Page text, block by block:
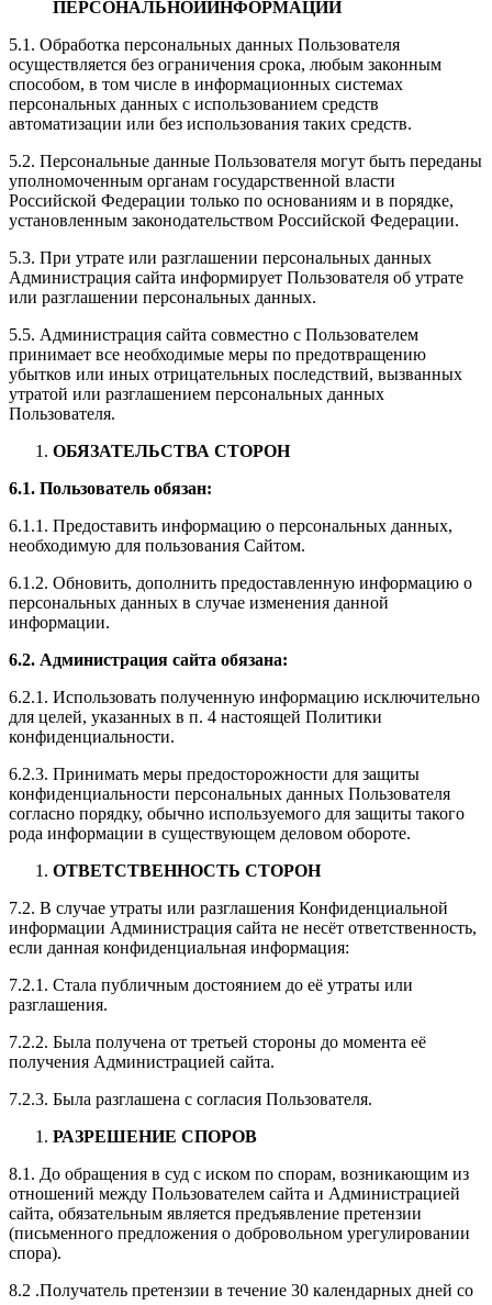
ПЕРСОНАЛЬНОЙИНФОРМАЦИИ
5.1. Обработка персональных данных Пользователя
осуществляется без ограничения срока, любым законным
способом, в том числе в информационных системах
персональных данных с использованием средств
автоматизации или без использования таких средств.
5.2. Персональные данные Пользователя могут быть переданы
уполномоченным органам государственной власти
Российской Федерации только по основаниям и в порядке,
установленным законодательством Российской Федерации.
5.3. При утрате или разглашении персональных данных
Администрация сайта информирует Пользователя об утрате
или разглашении персональных данных.
5.5. Администрация сайта совместно с Пользователем
принимает все необходимые меры по предотвращению
убытков или иных отрицательных последствий, вызванных
утратой или разглашением персональных данных
Пользователя.
ОБЯЗАТЕЛЬСТВА СТОРОН
6.1. Пользователь обязан:
6.1.1. Предоставить информацию о персональных данных,
необходимую для пользования Сайтом.
6.1.2. Обновить, дополнить предоставленную информацию о
персональных данных в случае изменения данной
информации.
6.2. Администрация сайта обязана:
6.2.1. Использовать полученную информацию исключительно
для целей, указанных в п. 4 настоящей Политики
конфиденциальности.
6.2.3. Принимать меры предосторожности для защиты
конфиденциальности персональных данных Пользователя
согласно порядку, обычно используемого для защиты такого
рода информации в существующем деловом обороте.
ОТВЕТСТВЕННОСТЬ СТОРОН
7.2. В случае утраты или разглашения Конфиденциальной
информации Администрация сайта не несёт ответственность,
если данная конфиденциальная информация:
7.2.1. Стала публичным достоянием до её утраты или
разглашения.
7.2.2. Была получена от третьей стороны до момента её
получения Администрацией сайта.
7.2.3. Была разглашена с согласия Пользователя.
РАЗРЕШЕНИЕ СПОРОВ
8.1. До обращения в суд с иском по спорам, возникающим из
отношений между Пользователем сайта и Администрацией
сайта, обязательным является предъявление претензии
(письменного предложения о добровольном урегулировании
спора).
8.2 .Получатель претензии в течение 30 календарных дней со